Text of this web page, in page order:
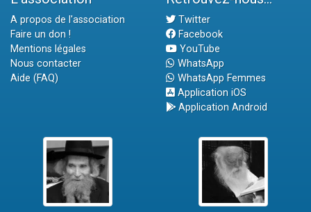
A propos de l'association
Faire un don !
Mentions légales
Nous contacter
Aide (FAQ)
Twitter
Facebook
YouTube
WhatsApp
WhatsApp Femmes
Application iOS
Application Android